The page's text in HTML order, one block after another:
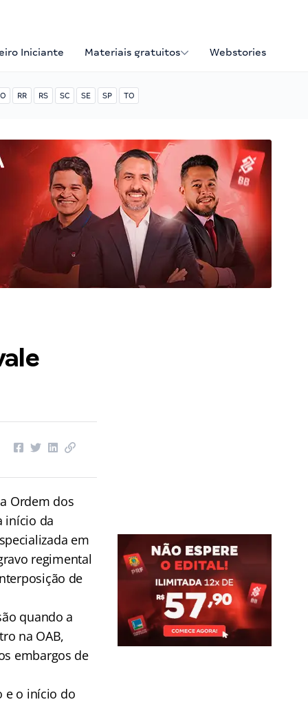
Iniciante Materiais gratuitos Webstories
RR RS SC SE SP TO
Ordem dos
início da
em
regimental
de
quando a
na OAB,
embargos de
e o início do